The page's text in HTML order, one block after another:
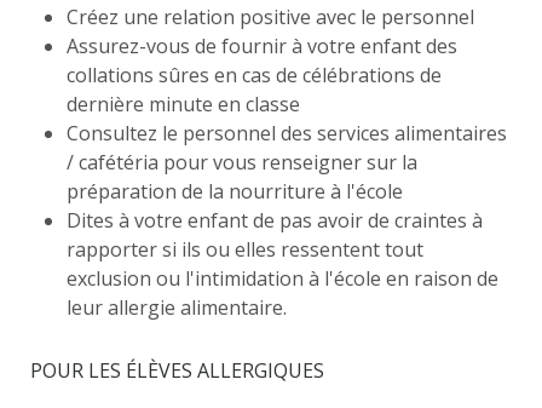
Créez une relation positive avec le personnel
Assurez-vous de fournir à votre enfant des
collations sûres en cas de célébrations de
dernière minute en classe
Consultez le personnel des services alimentaires
/ cafétéria pour vous renseigner sur la
préparation de la nourriture à l'école
Dites à votre enfant de pas avoir de craintes à
rapporter si ils ou elles ressentent tout
exclusion ou l'intimidation à l'école en raison de
leur allergie alimentaire.
POUR LES ÉLÈVES ALLERGIQUES